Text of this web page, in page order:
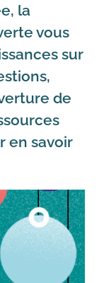
la
vous
sur
de
en savoir